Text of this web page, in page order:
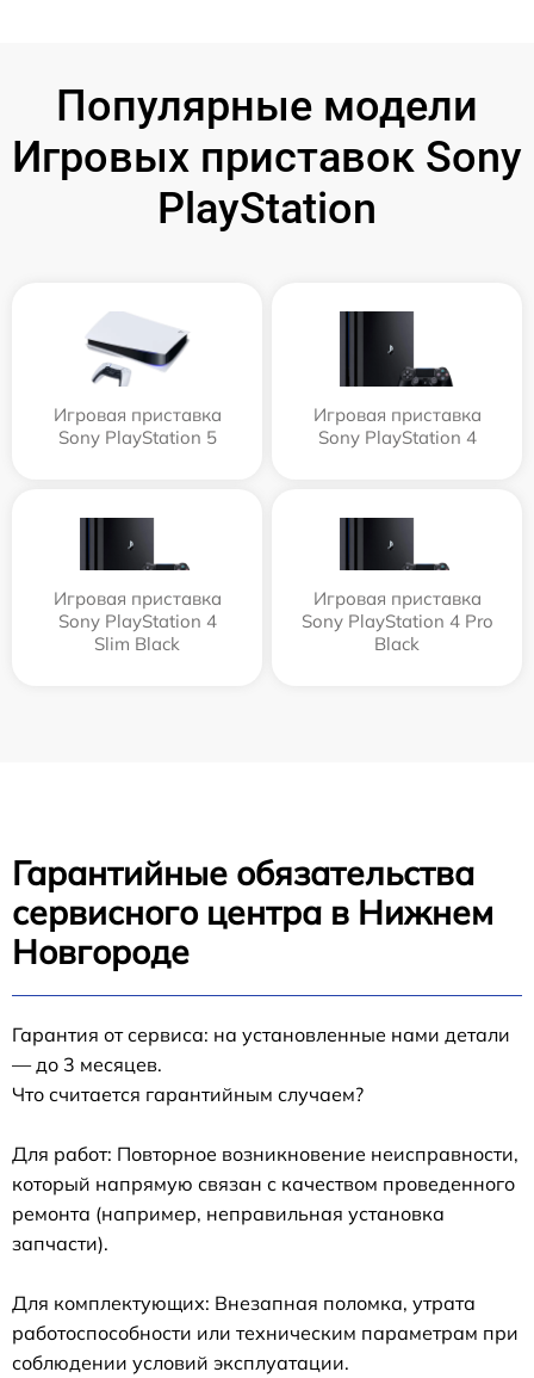
Популярные модели
Игровых приставок Sony
PlayStation
Игровая приставка
Sony PlayStation 5
Игровая приставка
Sony PlayStation 4
Игровая приставка
Sony PlayStation 4
Slim Black
Игровая приставка
Sony PlayStation 4 Pro
Black
Гарантийные обязательства
сервисного центра в Нижнем
Новгороде
Гарантия от сервиса: на установленные нами детали
— до 3 месяцев.
Что считается гарантийным случаем?
Для работ: Повторное возникновение неисправности,
который напрямую связан с качеством проведенного
ремонта (например, неправильная установка
запчасти).
Для комплектующих: Внезапная поломка, утрата
работоспособности или техническим параметрам при
соблюдении условий эксплуатации.